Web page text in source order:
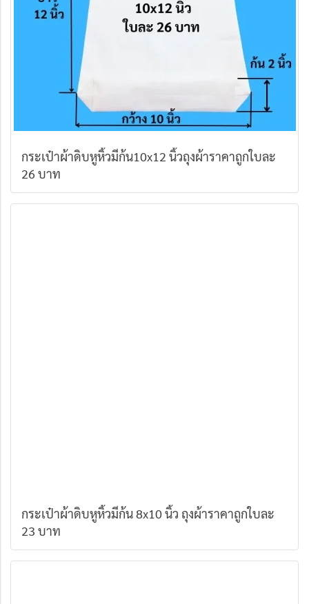
กระเป๋าผ้าดิบหูหิ้วมีก้น10x12 นิ้วถุงผ้าราคาถูกใบละ
26 บาท
กระเป๋าผ้าดิบหูหิ้วมีก้น 8x10 นิ้ว ถุงผ้าราคาถูกใบละ
23 บาท